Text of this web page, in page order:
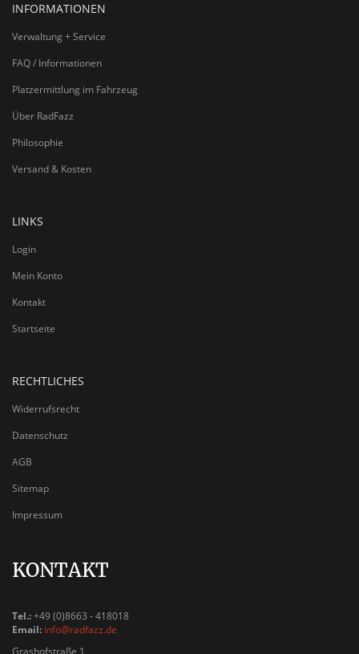
INFORMATIONEN
Verwaltung + Service
FAQ / Informationen
Platzermittlung im Fahrzeug
Über RadFazz
Philosophie
Versand & Kosten
LINKS
Login
Mein Konto
Kontakt
Startseite
RECHTLICHES
Widerrufsrecht
Datenschutz
AGB
Sitemap
Impressum
KONTAKT
Tel.:+49 (0)8663 - 418018
Email: info@radfazz.de